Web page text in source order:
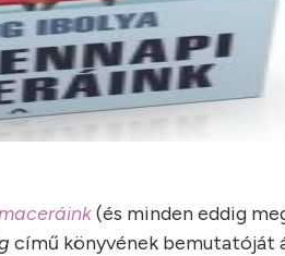
(és minden eddig
című könyvének bemutatóját